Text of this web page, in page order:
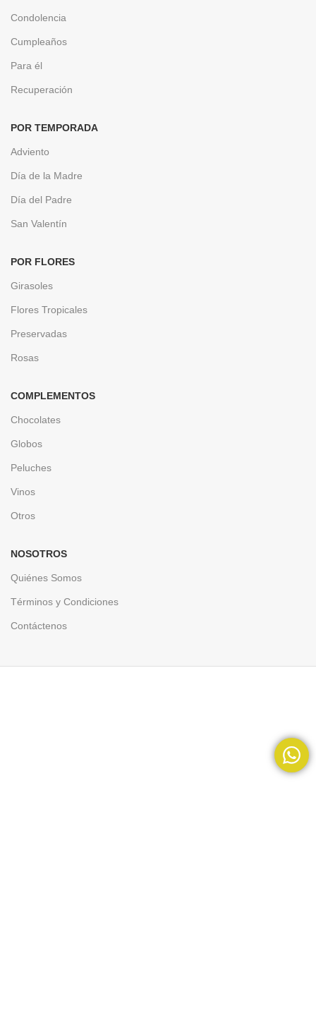
Condolencia
Cumpleaños
Para él
Recuperación
POR TEMPORADA
Adviento
Día de la Madre
Día del Padre
San Valentín
POR FLORES
Girasoles
Flores Tropicales
Preservadas
Rosas
COMPLEMENTOS
Chocolates
Globos
Peluches
Vinos
Otros
NOSOTROS
Quiénes Somos
Términos y Condiciones
Contáctenos